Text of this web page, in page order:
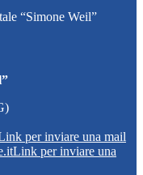
“Simone Weil”
per inviare una mail
Link per inviare una